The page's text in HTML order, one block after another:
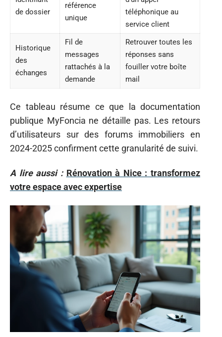
de dossier
référence
unique
téléphonique au
service client
Historique
des
échanges
Fil de
messages
rattachés à la
demande
Retrouver toutes les
réponses sans
fouiller votre boîte
mail
Ce tableau résume ce que la documentation
publique MyFoncia ne détaille pas. Les retours
d’utilisateurs sur des forums immobiliers en
2024-2025 confirment cette granularité de suivi.
A lire aussi : Rénovation à Nice : transformez
votre espace avec expertise